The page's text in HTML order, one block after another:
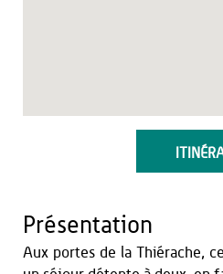
Présentation
Aux portes de la Thiérache,